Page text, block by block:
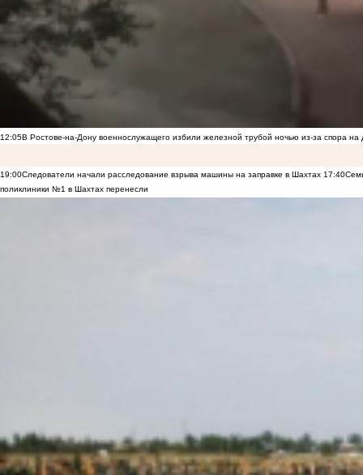
12:05В Ростове-на-Дону военнослужащего избили железной трубой ночью из-за спора на
19:00Следователи начали расследование взрыва машины на заправке в Шахтах 17:40
поликлиники №1 в Шахтах перенесли